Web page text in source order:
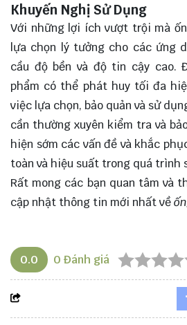
Khuyến Nghị Sử Dụng
Với những lợi ích vượt trội mà
lựa chọn lý tưởng cho các ứng
cầu độ bền và độ tin cậy cao.
phẩm có thể phát huy tối đa
việc lựa chọn, bảo quản và sử
cần thường xuyên kiểm tra và
hiện sớm các vấn đề và khắc
toàn và hiệu suất trong quá trình
Rất mong các bạn quan tâm và
cập nhật thông tin mới nhất về
0.0 0 Đánh giá